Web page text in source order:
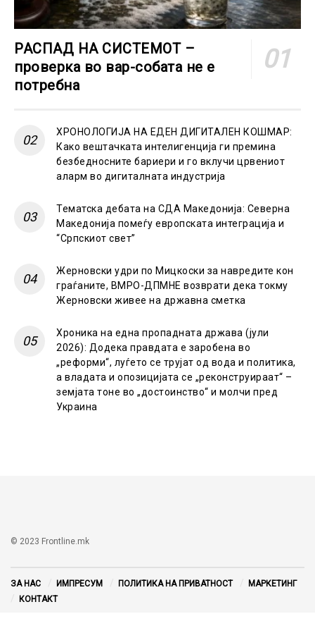
РАСПАД НА СИСТЕМОТ –
проверка во вар-собата не е
потребна
ХРОНОЛОГИЈА НА ЕДЕН ДИГИТАЛЕН КОШМАР:
Како вештачката интелигенција ги премина
безбедносните бариери и го вклучи црвениот
аларм во дигиталната индустрија
Тематска дебата на СДА Македонија: Северна
Македонија помеѓу европската интеграција и
“Српскиот свет”
Жерновски удри по Мицкоски за навредите кон
граѓаните, ВМРО-ДПМНЕ возврати дека токму
Жерновски живее на државна сметка
Хроника на една пропадната држава (јули
2026): Додека правдата е заробена во
„реформи“, луѓето се трујат од вода и политика,
а владата и опозицијата се „реконструираат“ –
земјата тоне во „достоинство“ и молчи пред
Украина
© 2023 Frontline.mk
ЗА НАС ИМПРЕСУМ ПОЛИТИКА НА ПРИВАТНОСТ
МАРКЕТИНГ
КОНТАКТ